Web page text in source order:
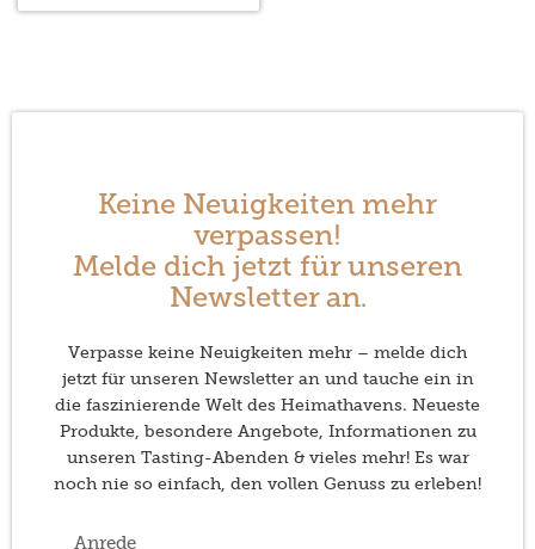
Keine Neuigkeiten mehr
verpassen!
Melde dich jetzt für unseren
Newsletter an.
Verpasse keine Neuigkeiten mehr – melde dich
jetzt für unseren Newsletter an und tauche ein in
die faszinierende Welt des Heimathavens. Neueste
Produkte, besondere Angebote, Informationen zu
unseren Tasting-Abenden & vieles mehr! Es war
noch nie so einfach, den vollen Genuss zu erleben!